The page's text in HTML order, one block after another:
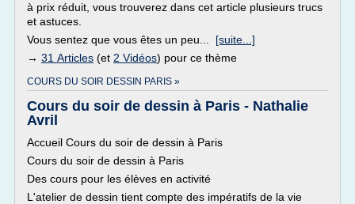
à prix réduit, vous trouverez dans cet article plusieurs trucs
et astuces.
Vous sentez que vous êtes un peu... [suite...]
→ 31 Articles (et 2 Vidéos) pour ce thème
COURS DU SOIR DESSIN PARIS »
Cours du soir de dessin à Paris - Nathalie
Avril
Accueil Cours du soir de dessin à Paris
Cours du soir de dessin à Paris
Des cours pour les élèves en activité
L'atelier de dessin tient compte des impératifs de la vie